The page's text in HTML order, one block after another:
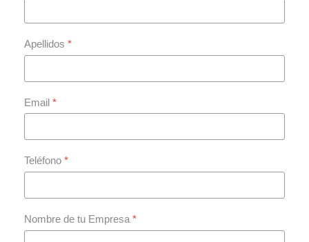
Apellidos *
Email *
Teléfono *
Nombre de tu Empresa *